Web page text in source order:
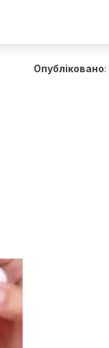
Опубліковано: